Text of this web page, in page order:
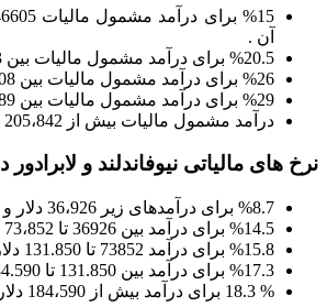
آن .
%20.5 برای درآمد مشمول مالیات بین 46603 تا 93208 دلار .
%26 برای درآمد مشمول مالیات بین 93208 تا 144489دلار .
%29 برای درآمد مشمول مالیات بین 144489تا 205842 دلار .
درآمد مشمول مالیات بیش از 205،842 دلار 33
نرخ های مالیاتی نیوفاندلند و لابرادور در
%8.7 برای درآمدهای زیر 36،926 دلار و مبالغ کمتر از آن
%14.5 برای درآمد بین 36926 تا 73،852
%15.8 برای درآمد 73852 تا 131.850 دلار
%17.3 برای درآمد بین 131.850 تا 184.590
% 18.3 برای درآمد بیش از 184،590 دلار